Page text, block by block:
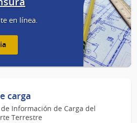
en línea.
carga
Información de Carga del
Terrestre